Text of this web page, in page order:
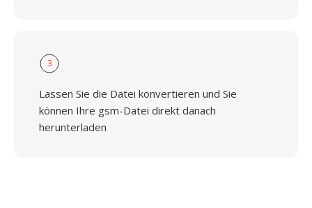
3
Lassen Sie die Datei konvertieren und Sie
können Ihre gsm-Datei direkt danach
herunterladen